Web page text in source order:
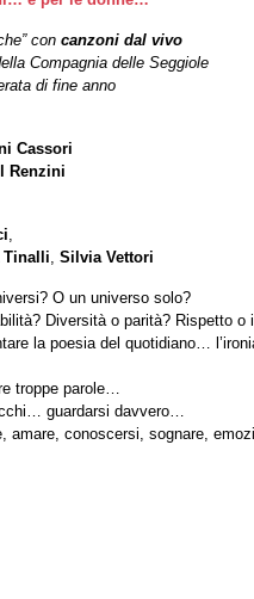
con canzoni dal vivo
Compagnia delle Seggiole
di fine anno
Cassori
Renzini
,
Tinalli, Silvia Vettori
O un universo solo?
Diversità o parità? Rispetto o
la poesia del quotidiano…
troppe parole…
guardarsi davvero…
amare, conoscersi, sognare,